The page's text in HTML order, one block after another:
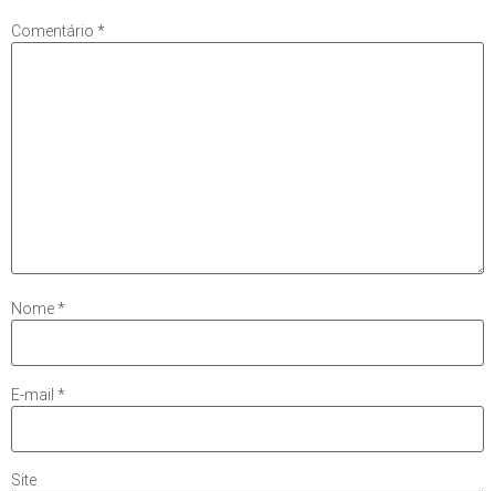
Comentário *
Nome*
E-mail *
Site